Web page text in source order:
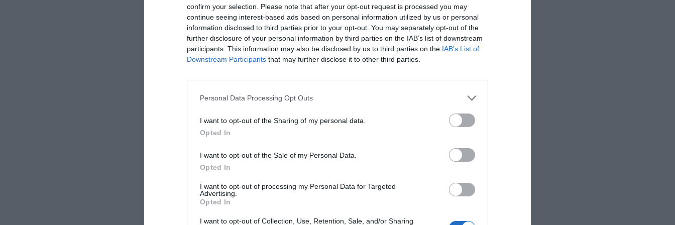
confirm your selection. Please note that after your opt-out request is processed you may
continue seeing interest-based ads based on personal information utilized by us or personal
information disclosed to third parties prior to your opt-out. You may separately opt-out of the
further disclosure of your personal information by third parties on the IAB’s list of downstream
participants. This information may also be disclosed by us to third parties on the IAB’s List of
Downstream Participants that may further disclose it to other third parties.
Personal Data Processing Opt Outs
I want to opt-out of the Sharing of my personal data.
Opted In
I want to opt-out of the Sale of my Personal Data.
Opted In
I want to opt-out of processing my Personal Data for Targeted
Advertising.
Opted In
I want to opt-out of Collection, Use, Retention, Sale, and/or Sharing
por el Pucela”, ha destacado el club enun comunicado. Este espacio dejará
su gris actual por los colores característicos del Valladolid.
Relacionado
El Valencia CF renueva su alianza con MolcaWorld como proveedor durante un año más
anexos, para “mejorar la comodidad de los aficionados” y “modernizar las
Para Molcaworld, este proyecto se suma a otros que ha llevado a cabo en
(Valencia CF),
Benito Villamarín
RCDE Stadium (RCD Espanyol) o
(CA Osasuna), entre